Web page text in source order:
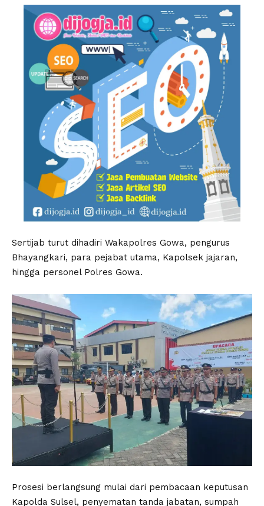
Sertijab turut dihadiri Wakapolres Gowa, pengurus
Bhayangkari, para pejabat utama, Kapolsek jajaran,
hingga personel Polres Gowa.
Prosesi berlangsung mulai dari pembacaan keputusan
Kapolda Sulsel, penyematan tanda jabatan, sumpah